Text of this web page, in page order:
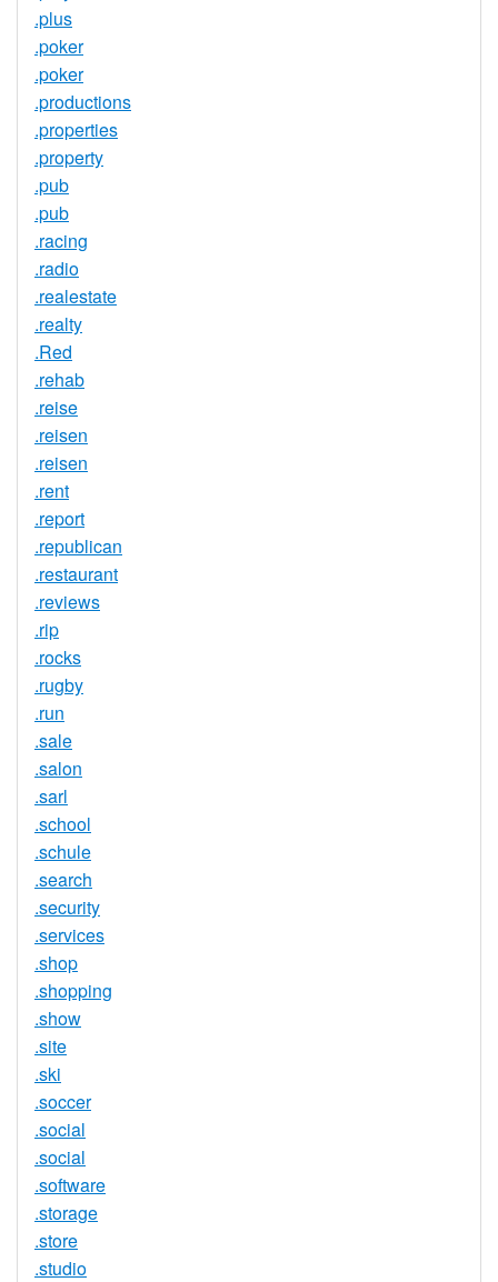
.plus
.poker
.poker
.productions
.properties
.property
.pub
.pub
.racing
.radio
.realestate
.realty
.Red
.rehab
.reise
.reisen
.reisen
.rent
.report
.republican
.restaurant
.reviews
.rip
.rocks
.rugby
.run
.sale
.salon
.sarl
.school
.schule
.search
.security
.services
.shop
.shopping
.show
.site
.ski
.soccer
.social
.social
.software
.storage
.store
.studio